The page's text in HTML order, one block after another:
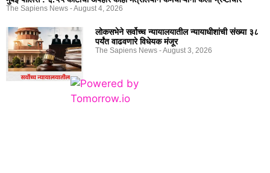
The Sapiens News August 4, 2026
लोकसभेने सर्वोच्च न्यायालयातील न्यायाधीशांची संख्या ३८
पर्यंत वाढवणारे विधेयक मंजूर
The Sapiens News August 3, 2026